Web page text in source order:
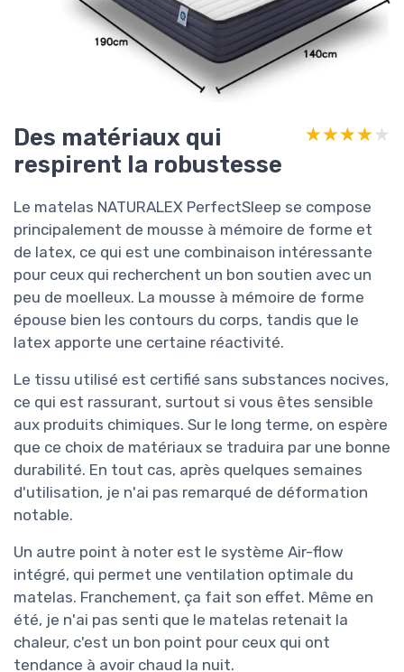
Des matériaux qui
respirent la robustesse
★★★★★
★★★★★
Le matelas NATURALEX PerfectSleep se compose
principalement de mousse à mémoire de forme et
de latex, ce qui est une combinaison intéressante
pour ceux qui recherchent un bon soutien avec un
peu de moelleux. La mousse à mémoire de forme
épouse bien les contours du corps, tandis que le
latex apporte une certaine réactivité.
Le tissu utilisé est certifié sans substances nocives,
ce qui est rassurant, surtout si vous êtes sensible
aux produits chimiques. Sur le long terme, on espère
que ce choix de matériaux se traduira par une bonne
durabilité. En tout cas, après quelques semaines
d'utilisation, je n'ai pas remarqué de déformation
notable.
Un autre point à noter est le système Air-flow
intégré, qui permet une ventilation optimale du
matelas. Franchement, ça fait son effet. Même en
été, je n'ai pas senti que le matelas retenait la
chaleur, c'est un bon point pour ceux qui ont
tendance à avoir chaud la nuit.